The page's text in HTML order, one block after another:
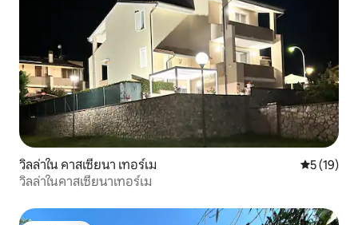
วิลล่าใน คาสเซียนา เทอร์เม คะแนนเฉลี่
5 (19)
วิลล่าในคาสเซียนาเทอร์เม